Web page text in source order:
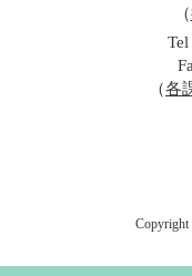
（
（各